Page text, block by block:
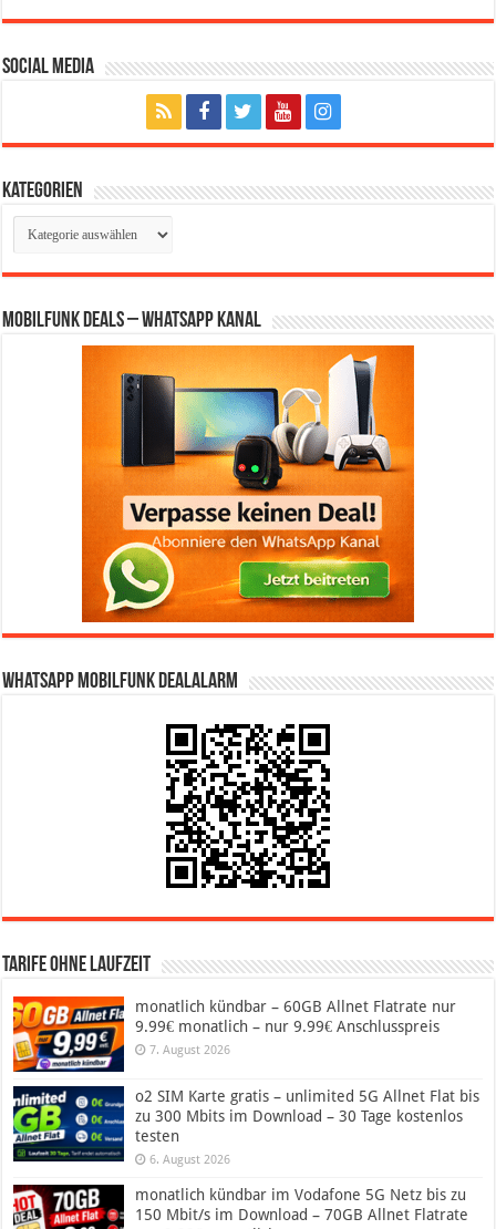
Social Media
Kategorien
Kategorien
Mobilfunk Deals – WhatsApp Kanal
WhatsApp Mobilfunk DealAlarm
Tarife ohne Laufzeit
monatlich kündbar – 60GB Allnet Flatrate nur
9.99€ monatlich – nur 9.99€ Anschlusspreis
7. August 2026
o2 SIM Karte gratis – unlimited 5G Allnet Flat bis
zu 300 Mbits im Download – 30 Tage kostenlos
testen
6. August 2026
monatlich kündbar im Vodafone 5G Netz bis zu
150 Mbit/s im Download – 70GB Allnet Flatrate